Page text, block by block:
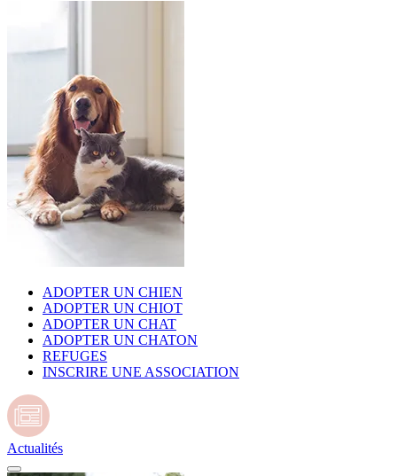
ADOPTER UN CHIEN
ADOPTER UN CHIOT
ADOPTER UN CHAT
ADOPTER UN CHATON
REFUGES
INSCRIRE UNE ASSOCIATION
Actualités